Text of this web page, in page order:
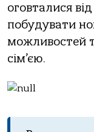
оговталися
побудувати
можливостей
сім’єю.